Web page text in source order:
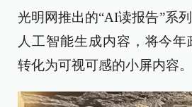
光明网推出的“AI读报告”系
人工智能生成内容，将今
转化为可视可感的小屏内容。